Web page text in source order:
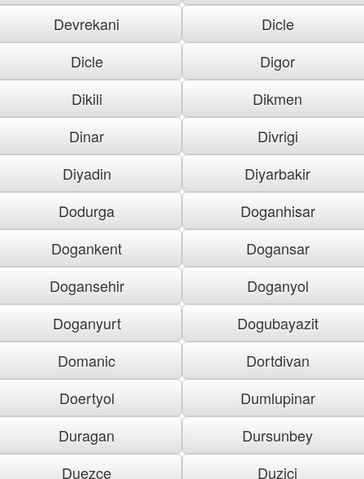
Devrekani
Dicle
Dicle
Digor
Dikili
Dikmen
Dinar
Divrigi
Diyadin
Diyarbakir
Dodurga
Doganhisar
Dogankent
Dogansar
Dogansehir
Doganyol
Doganyurt
Dogubayazit
Domanic
Dortdivan
Doertyol
Dumlupinar
Duragan
Dursunbey
Duezce
Duzici